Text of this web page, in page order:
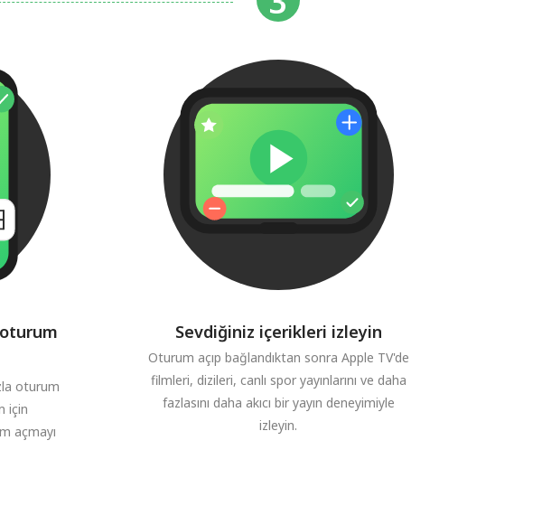
oturum
oturum
için
açmayı
Sevdiğiniz içerikleri izleyin
Oturum açıp bağlandıktan sonra Apple TV'de
filmleri, dizileri, canlı spor yayınlarını ve daha
fazlasını daha akıcı bir yayın deneyimiyle
izleyin.